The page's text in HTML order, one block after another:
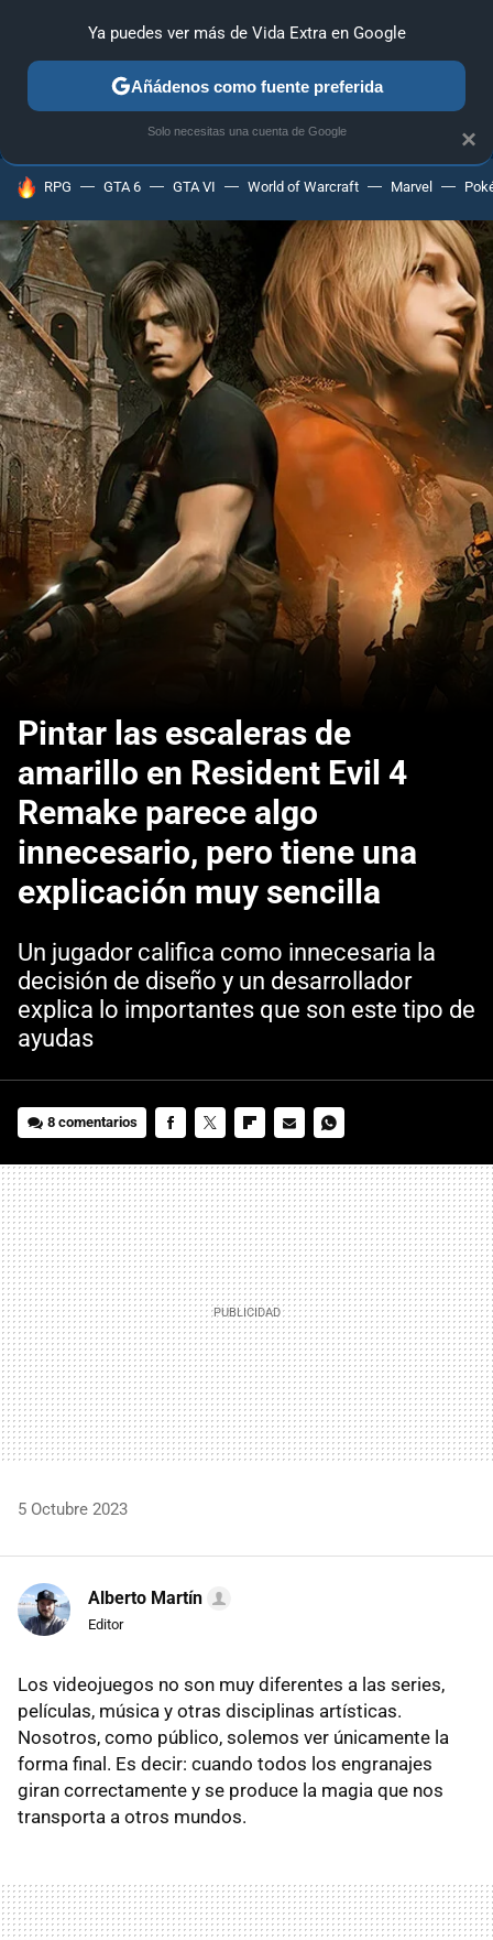
ANÁLISIS GUÍAS Y TRUCOS PC SONY NINTENDO
HOY SE HABLA DE
RPG GTA 6 GTA VI World of Warcraft Marvel
Pintar las escaleras de
amarillo en Resident Evil 4
Remake parece algo
innecesario, pero tiene una
explicación muy sencilla
Un jugador califica como innecesaria la
decisión de diseño y un desarrollador
explica lo importantes que son este tipo de
ayudas
8 comentarios
MAIL
5 Octubre 2023
Alberto Martín
Editor
Los videojuegos no son muy diferentes a las series,
películas, música y otras disciplinas artísticas.
Nosotros, como público, solemos ver únicamente la
forma final. Es decir: cuando todos los engranajes
giran correctamente y se produce la magia que nos
transporta a otros mundos.
×
Ya puedes ver más de Vida Extra en Google
Añádenos como fuente preferida
Solo necesitas una cuenta de Google